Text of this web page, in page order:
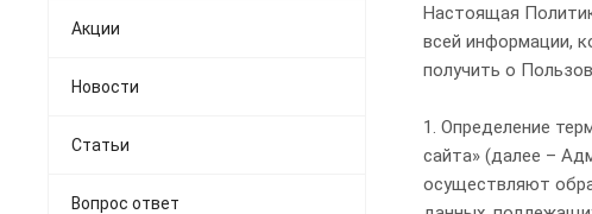
Настоящая
всей информации,
получить о
1. Определение терминов 1.1 В настоящей Политике конфиденциальности используются следующие термины: 1.1.1. «Администрация сайта» (далее – Администрация) – уполномоченные сотрудники на управление сайтом «ПМК ПАРК», которые организуют и (или) осуществляют обработку персональных данных, а также определяет цели обработки персональных данных, состав персональных данных, подлежащих обработке, действия (операции), совершаемые с персональными данными. 1.1.2. «Персональные данные» — любая информация, относящаяся к прямо или косвенно определенному, или определяемому физическому лицу (субъекту персональных данных). 1.1.3. «Обработка персональных данных» — любое действие (операция) или совокупность действий (операций), совершаемых с использованием средств автоматизации или без использования таких средств с персональными данными, включая сбор, запись, систематизацию, накопление, хранение, уточнение (обновление, изменение), извлечение, использование, передачу (распространение, предоставление, доступ), обезличивание, блокирование, удаление, уничтожение персональных данных. 1.1.4. «Конфиденциальность персональных данных» — обязательное для соблюдения Оператором или иным получившим доступ к персональным данным лицом требование не допускать их распространения без согласия субъекта персональных данных или наличия иного законного основания. 1.1.5. «Сайт «ПМК ПАРК»» — это совокупность связанных между собой веб-страниц,
Акции
Новости
Статьи
Вопрос ответ